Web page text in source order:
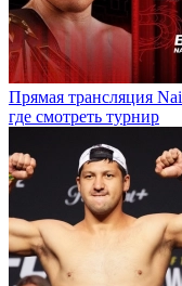
Прямая трансляция
где смотреть турнир